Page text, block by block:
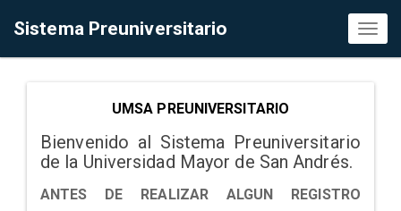
Sistema Preuniversitario
UMSA PREUNIVERSITARIO
Bienvenido al Sistema Preuniversitario
de la Universidad Mayor de San Andrés.
ANTES DE REALIZAR ALGUN REGISTRO